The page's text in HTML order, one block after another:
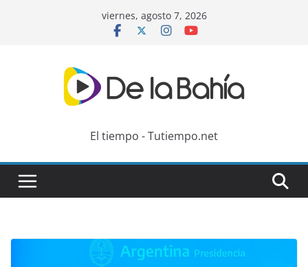
viernes, agosto 7, 2026
El tiempo - Tutiempo.net